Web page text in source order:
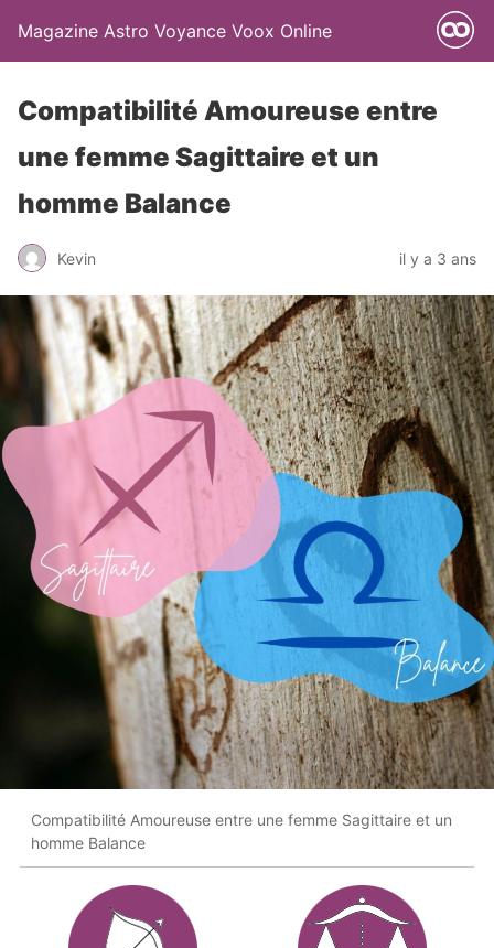
Magazine Astro Voyance Voox Online
Compatibilité Amoureuse entre
une femme Sagittaire et un
homme Balance
Kevin il y a 3 ans
Compatibilité Amoureuse entre une femme Sagittaire et un
homme Balance